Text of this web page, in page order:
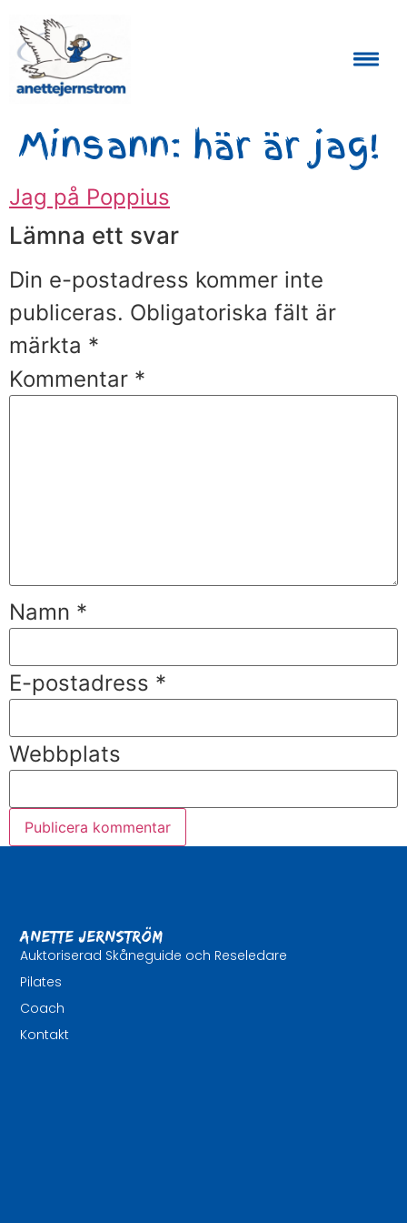
Minsann: här är jag!
Jag på Poppius
Lämna ett svar
Din e-postadress kommer inte
publiceras. Obligatoriska fält är
märkta *
Kommentar *
Namn *
E-postadress *
Webbplats
Anette Jernström
Auktoriserad Skåneguide och Reseledare
Pilates
Coach
Kontakt